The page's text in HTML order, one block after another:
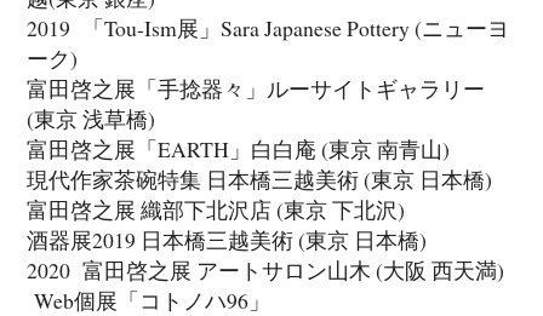
2019 「Tou-Ism展」Sara Japanese Pottery (ニューヨ
ーク)
富田啓之展「手捻器々」ルーサイトギャラリー
(東京 浅草橋)
富田啓之展「EARTH」白白庵 (東京 南青山)
現代作家茶碗特集 日本橋三越美術 (東京 日本橋)
富田啓之展 織部下北沢店 (東京 下北沢)
酒器展2019 日本橋三越美術 (東京 日本橋)
2020 富田啓之展 アートサロン山木 (大阪 西天満)
Web個展「コトノハ96」